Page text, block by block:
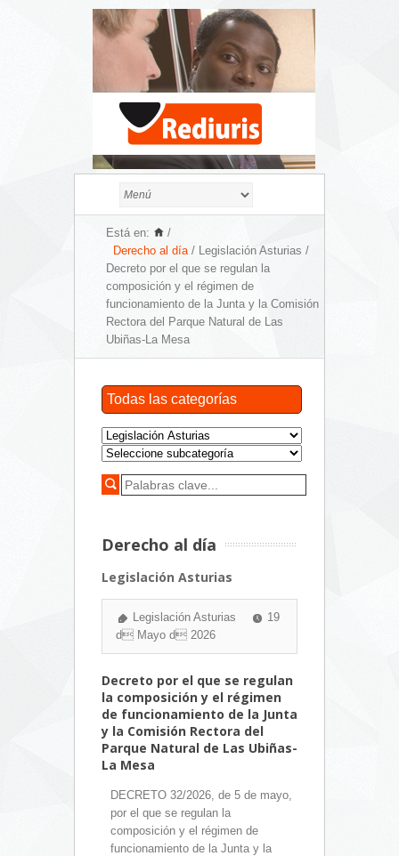
Está en:
/
Derecho al día/ Legislación Asturias /
Decreto por el que se regulan la
composición y el régimen de
funcionamiento de la Junta y la Comisión
Rectora del Parque Natural de Las
Ubiñas-La Mesa
Todas las categorías
Derecho al día
Legislación Asturias
Legislación Asturias
19
d Mayo d 2026
Decreto por el que se regulan
la composición y el régimen
de funcionamiento de la Junta
y la Comisión Rectora del
Parque Natural de Las Ubiñas-
La Mesa
DECRETO 32/2026, de 5 de mayo,
por el que se regulan la
composición y el régimen de
funcionamiento de la Junta y la